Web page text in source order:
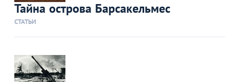
Тайна острова Барсакельмес
СТАТЬИ